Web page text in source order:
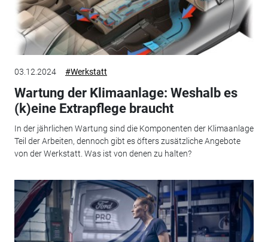
03.12.2024 #Werkstatt
Wartung der Klimaanlage: Weshalb es
(k)eine Extrapflege braucht
In der jährlichen Wartung sind die Komponenten der Klimaanlage
Teil der Arbeiten, dennoch gibt es öfters zusätzliche Angebote
von der Werkstatt. Was ist von denen zu halten?